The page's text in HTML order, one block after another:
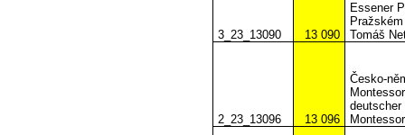
3_23_13090 13 090
Essener
Tomáš
2_23_13096 13 096
Česko-
deutscher